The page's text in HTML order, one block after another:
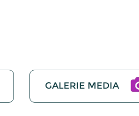
GALERIE MEDIA